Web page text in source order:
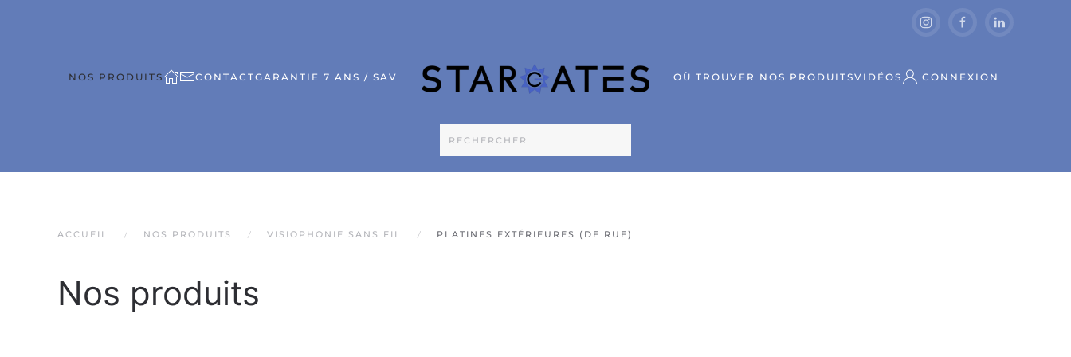
NOS PRODUITS CONTACTGARANTIE 7 ANS / SAV OÙ TROUVER NOS PRODUITSVIDÉOS CONNEXION
ACCUEIL NOS PRODUITS VISIOPHONIE SANS FIL PLATINES EXTÉRIEURES (DE RUE)
Nos produits